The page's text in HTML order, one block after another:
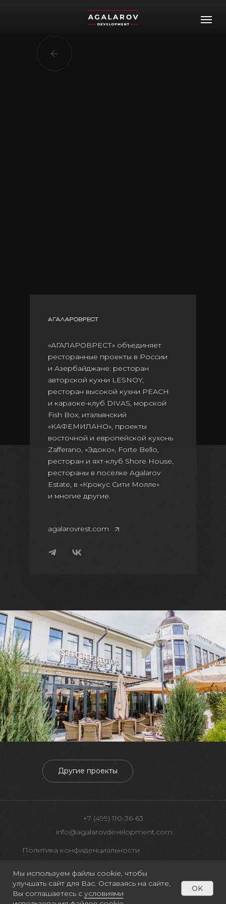
Оставаясь на сайте, вы соглашаетесь на
использование файлов cookie и на
OK
Мы используем файлы cookie, чтобы
улучшать сайт для Вас. Оставаясь на сайте,
Вы соглашаетесь с условиями
OK
agalarovrest.com
«АГАЛАРОВРЕСТ» объединяет
ресторанные проекты в России
и Азербайджане: ресторан
авторской кухни LESNOY,
ресторан высокой кухни PEACH
и караоке-клуб DIVAS, морской
Fish Box, итальянский
«КАФЕМИЛАНО», проекты
восточной и европейской кухонь
Zafferano, «Эдоко», Forte Bello,
ресторан и яхт-клуб Shore House,
рестораны в поселке Agalarov
Estate, в «Крокус Сити Молле»
и многие другие.
Другие проекты
© 2025 Agalarov Development
Политика конфиденциальности
персональных данных
+7 (499) 110-36-63
info@agalarovdevelopment.com